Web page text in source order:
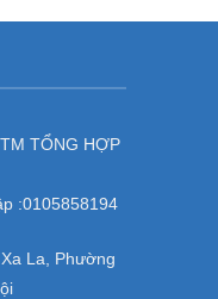
TỔNG HỢP
:0105858194
La, Phường